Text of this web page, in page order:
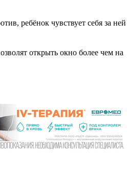
ребёнок чувствует себя за ней
открыть окно более чем на